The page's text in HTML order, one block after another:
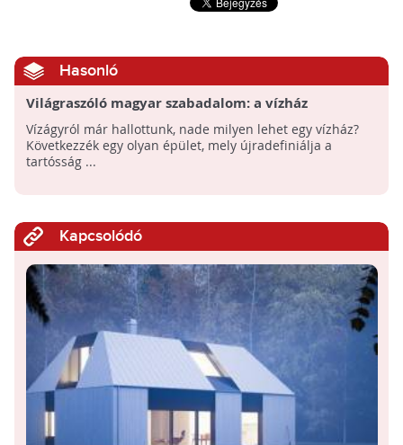
Hasonló
Világraszóló magyar szabadalom: a vízház
Vízágyról már hallottunk, nade milyen lehet egy vízház?
Következzék egy olyan épület, mely újradefiniálja a
tartósság ...
Kapcsolódó